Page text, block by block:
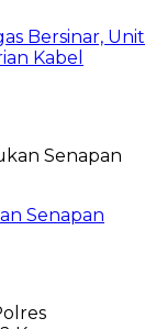
Bersinar, Unit
Kabel
Senapan